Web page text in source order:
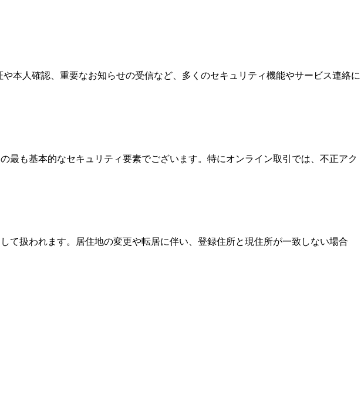
本人確認、重要なお知らせの受信など、多くのセキュリティ機能やサービス連絡に
も基本的なセキュリティ要素でございます。特にオンライン取引では、不正アク
て扱われます。居住地の変更や転居に伴い、登録住所と現住所が一致しない場合